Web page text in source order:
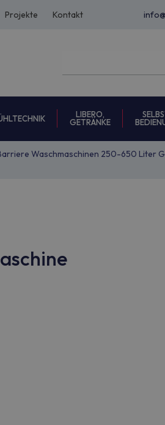
Projekte Kontakt
LIBERO,
GETRÄNKE
Waschmaschinen 250-650 Liter